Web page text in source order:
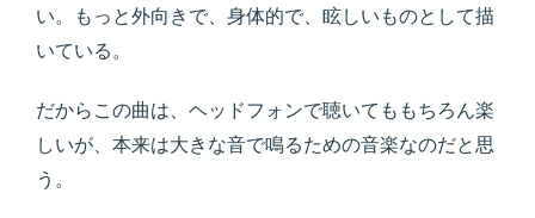
い。もっと外向きで、身体的で、眩しいものとして描
いている。
だからこの曲は、ヘッドフォンで聴いてももちろん楽
しいが、本来は大きな音で鳴るための音楽なのだと思
う。